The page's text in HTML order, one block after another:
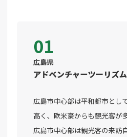
01
広島県
アドベンチャーツーリズム
広島市中心部は平和都市とし
高く、欧米豪からも観光客が
広島市中心部は観光客の来訪